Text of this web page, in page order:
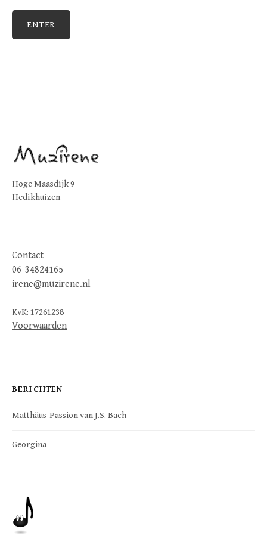
Hoge Maasdijk 9
Hedikhuizen
Contact
06-34824165
irene@muzirene.nl
KvK: 17261238
Voorwaarden
BERICHTEN
Matthäus-Passion van J.S. Bach
Georgina